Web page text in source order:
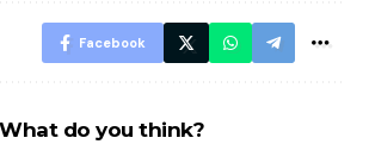
Facebook
What do you think?